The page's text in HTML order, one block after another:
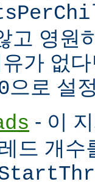
고 영원
가 없
으로 설
- 이
드 개수